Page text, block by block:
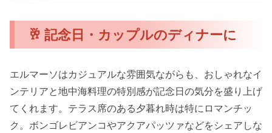
🥂 記念日・カップルのディナーに
エルマーソはカジュアルな雰囲気ながらも、おしゃれなイ
ンテリアと地中海料理の特別感が記念日の気分を盛り上げ
てくれます。テラス席のある夕暮れ時は特にロマンチッ
ク。ボンゴレビアンコやアクアパッツァなどをシェアしな